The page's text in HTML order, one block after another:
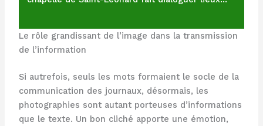
Le rôle grandissant de l’image dans la transmission
de l’information
Si autrefois, seuls les mots formaient le socle de la
communication des journaux, désormais, les
photographies sont autant porteuses d’informations
que le texte. Un bon cliché apporte une émotion,